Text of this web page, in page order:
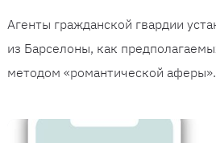
Агенты гражданской гвардии
из Барселоны, как
методом «романтической аферы».